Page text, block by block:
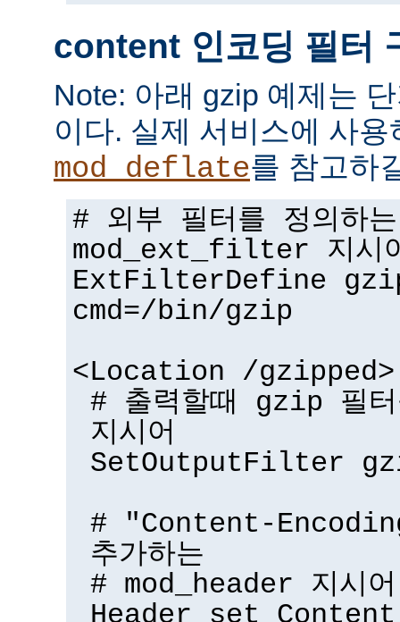
content 인코딩 필터
Note: 아래 gzip 예제는
이다. 실제 서비스에 사용
mod_deflate를 참고하
# 외부 필터를 정의하는
mod_ext_filter 지시
ExtFilterDefine
cmd=/bin/gzip
<Location /gzipped>
# 출력할때 gzip 필
지시어
SetOutputFilter
# "Content-
추가하는
# mod_header 지시어